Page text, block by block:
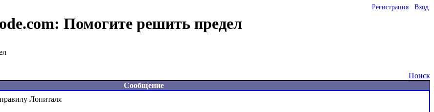
Регистрация Вход
Помогите решить предел
Поиск
Сообщение